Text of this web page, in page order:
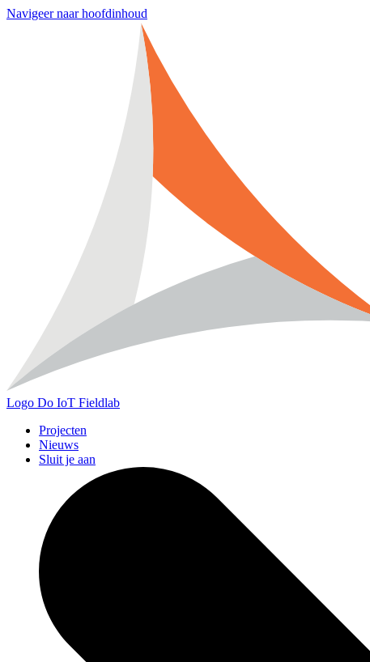
Navigeer naar hoofdinhoud
Logo Do IoT Fieldlab
Projecten
Nieuws
Sluit je aan